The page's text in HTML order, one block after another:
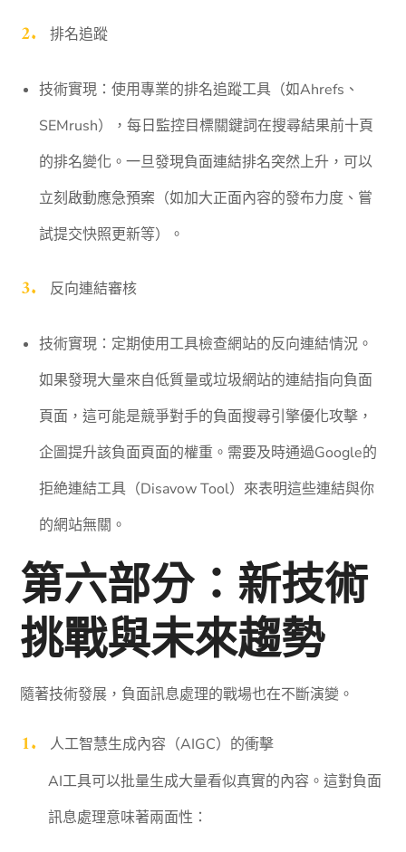
排名追蹤
技術實現：使用專業的排名追蹤工具（如Ahrefs、
SEMrush），每日監控目標關鍵詞在搜尋結果前十頁
的排名變化。一旦發現負面連結排名突然上升，可以
立刻啟動應急預案（如加大正面內容的發布力度、嘗
試提交快照更新等）。
反向連結審核
技術實現：定期使用工具檢查網站的反向連結情況。
如果發現大量來自低質量或垃圾網站的連結指向負面
頁面，這可能是競爭對手的負面搜尋引擎優化攻擊，
企圖提升該負面頁面的權重。需要及時通過Google的
拒絶連結工具（Disavow Tool）來表明這些連結與你
的網站無關。
第六部分：新技術
挑戰與未來趨勢
隨著技術發展，負面訊息處理的戰場也在不斷演變。
人工智慧生成內容（AIGC）的衝擊
AI工具可以批量生成大量看似真實的內容。這對負面
訊息處理意味著兩面性：